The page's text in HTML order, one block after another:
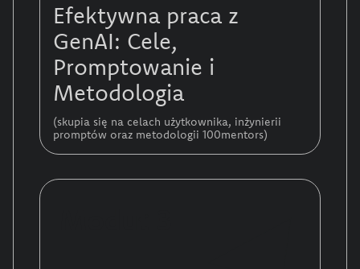
Efektywna praca z
GenAI: Cele,
Promptowanie i
Metodologia
(skupia się na celach użytkownika, inżynierii
promptów oraz metodologii 100mentors)